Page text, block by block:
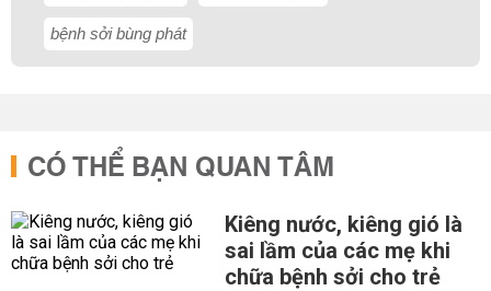
bệnh sởi bùng phát
CÓ THỂ BẠN QUAN TÂM
Kiêng nước, kiêng gió là
sai lầm của các mẹ khi
chữa bệnh sởi cho trẻ